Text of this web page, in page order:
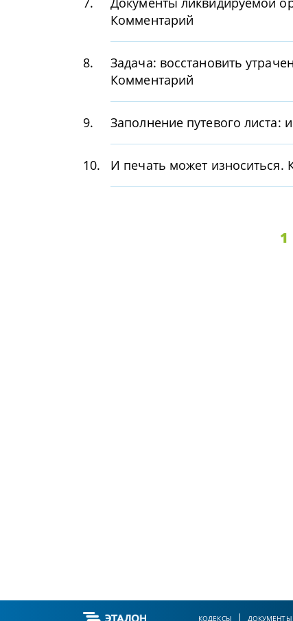
Комментарий
8.
Задача: восстановить
Комментарий
9. Заполнение путевого
10. И печать может износиться.
1
КОДЕКСЫ